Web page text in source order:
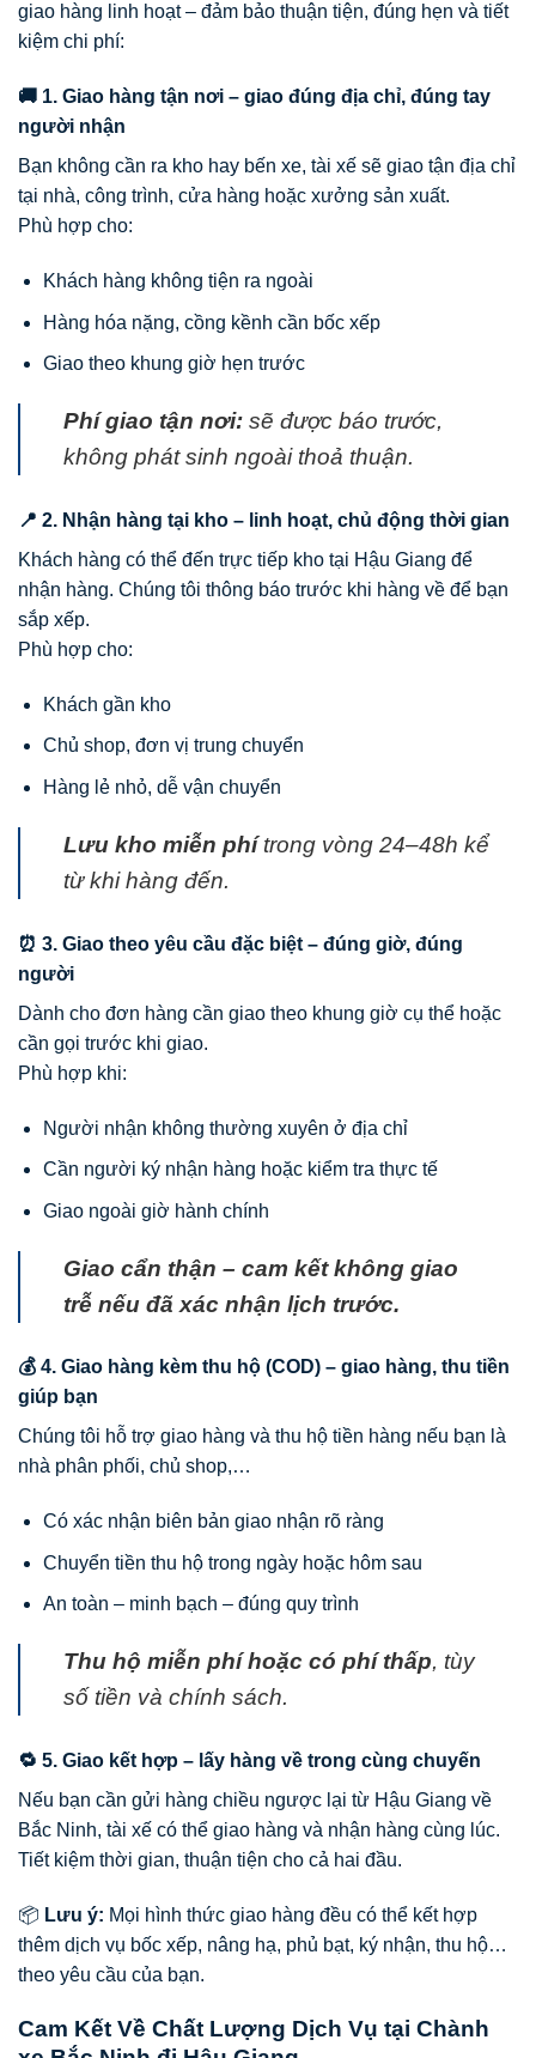
giao hàng linh hoạt – đảm bảo thuận tiện, đúng hẹn và tiết
kiệm chi phí:
🚚 1. Giao hàng tận nơi – giao đúng địa chỉ, đúng tay
người nhận
Bạn không cần ra kho hay bến xe, tài xế sẽ giao tận địa chỉ
tại nhà, công trình, cửa hàng hoặc xưởng sản xuất.
Phù hợp cho:
Khách hàng không tiện ra ngoài
Hàng hóa nặng, cồng kềnh cần bốc xếp
Giao theo khung giờ hẹn trước
Phí giao tận nơi: sẽ được báo trước,
không phát sinh ngoài thoả thuận.
📍 2. Nhận hàng tại kho – linh hoạt, chủ động thời gian
Khách hàng có thể đến trực tiếp kho tại Hậu Giang để
nhận hàng. Chúng tôi thông báo trước khi hàng về để bạn
sắp xếp.
Phù hợp cho:
Khách gần kho
Chủ shop, đơn vị trung chuyển
Hàng lẻ nhỏ, dễ vận chuyển
Lưu kho miễn phítrong vòng 24–48h kể
từ khi hàng đến.
⏰ 3. Giao theo yêu cầu đặc biệt – đúng giờ, đúng
người
Dành cho đơn hàng cần giao theo khung giờ cụ thể hoặc
cần gọi trước khi giao.
Phù hợp khi:
Người nhận không thường xuyên ở địa chỉ
Cần người ký nhận hàng hoặc kiểm tra thực tế
Giao ngoài giờ hành chính
Giao cẩn thận – cam kết không giao
trễ nếu đã xác nhận lịch trước.
💰 4. Giao hàng kèm thu hộ (COD) – giao hàng, thu tiền
giúp bạn
Chúng tôi hỗ trợ giao hàng và thu hộ tiền hàng nếu bạn là
nhà phân phối, chủ shop,…
Có xác nhận biên bản giao nhận rõ ràng
Chuyển tiền thu hộ trong ngày hoặc hôm sau
An toàn – minh bạch – đúng quy trình
Thu hộ miễn phí hoặc có phí thấp, tùy
số tiền và chính sách.
🔁 5. Giao kết hợp – lấy hàng về trong cùng chuyến
Nếu bạn cần gửi hàng chiều ngược lại từ Hậu Giang về
Bắc Ninh, tài xế có thể giao hàng và nhận hàng cùng lúc.
Tiết kiệm thời gian, thuận tiện cho cả hai đầu.
📦 Lưu ý: Mọi hình thức giao hàng đều có thể kết hợp
thêm dịch vụ bốc xếp, nâng hạ, phủ bạt, ký nhận, thu hộ…
theo yêu cầu của bạn.
Cam Kết Về Chất Lượng Dịch Vụ tại Chành